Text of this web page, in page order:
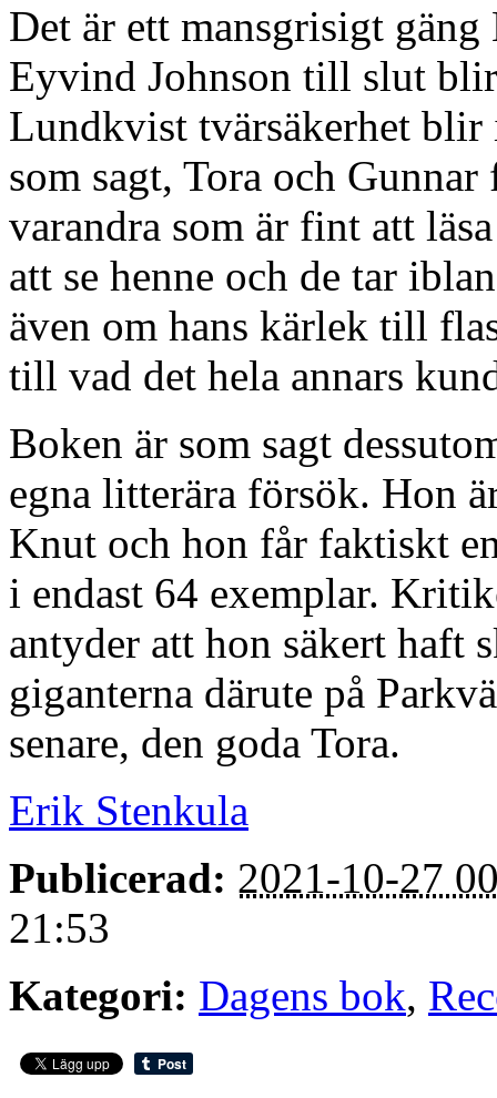
Det är ett mansgrisigt
Eyvind Johnson till slut
Lundkvist tvärsäkerhet
som sagt, Tora och
varandra som är fint att
att se henne och de tar
även om hans kärlek till
till vad det hela annars
Boken är som sagt
egna litterära försök. Hon
Knut och hon får faktiskt
i endast 64 exemplar.
antyder att hon säkert haft
giganterna därute på
senare, den goda Tora.
Erik Stenkula
Publicerad: 2021-10-27
21:53
Kategori: Dagens bok,